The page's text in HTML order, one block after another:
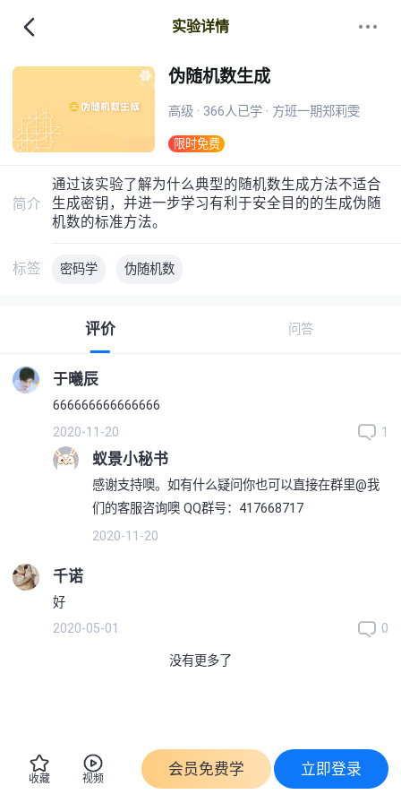
实验详情
伪随机数生成
高级 · 366人已学 · 方班一期郑莉雯
限时免费
简介
通过该实验了解为什么典型的随机数生成方法不适合
生成密钥，并进一步学习有利于安全目的的生成伪随
机数的标准方法。
标签 密码学 伪随机数
评价 问答
于曦辰
666666666666666
2020-11-20
1
蚁景小秘书
感谢支持噢。如有什么疑问你也可以直接在群里@我
们的客服咨询噢 QQ群号：417668717
2020-11-20
千诺
好
2020-05-01
0
没有更多了
收藏 视频
会员免费学 立即登录